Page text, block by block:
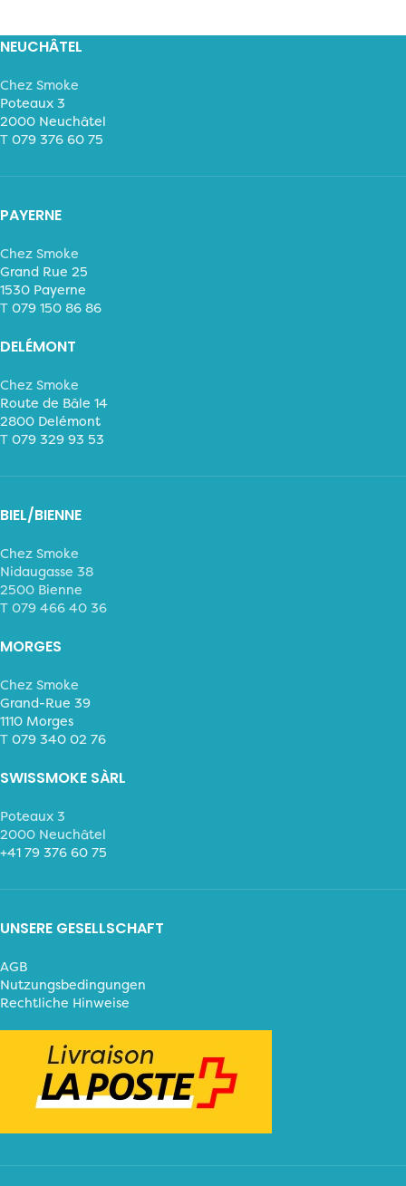
NEUCHÂTEL
Chez Smoke
Poteaux 3
2000 Neuchâtel
T 079 376 60 75
PAYERNE
Chez Smoke
Grand Rue 25
1530 Payerne
T 079 150 86 86
DELÉMONT
Chez Smoke
Route de Bâle 14
2800 Delémont
T 079 329 93 53
BIEL/BIENNE
Chez Smoke
Nidaugasse 38
2500 Bienne
T 079 466 40 36
MORGES
Chez Smoke
Grand-Rue 39
1110 Morges
T 079 340 02 76
SWISSMOKE SÀRL
Poteaux 3
2000 Neuchâtel
+41 79 376 60 75
UNSERE GESELLSCHAFT
AGB
Nutzungsbedingungen
Rechtliche Hinweise